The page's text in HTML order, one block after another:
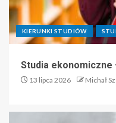
KIERUNKI STUDIÓW
Studia ekonomiczne
13 lipca 2026 Michał